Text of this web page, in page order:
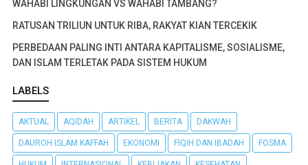
WAHABI LINGKUNGAN VS WAHABI TAMBANG?
RATUSAN TRILIUN UNTUK RIBA, RAKYAT KIAN TERCEKIK
PERBEDAAN PALING INTI ANTARA KAPITALISME, SOSIALISME,
DAN ISLAM TERLETAK PADA SISTEM HUKUM
LABELS
AKTUAL AQIDAH ARTIKEL BERITA DAKWAH
DAUROH ISLAM KAFFAH EKONOMI FIQIH DAN IBADAH FOSMA